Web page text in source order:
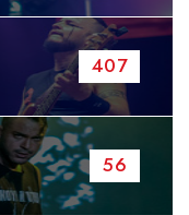
407
56